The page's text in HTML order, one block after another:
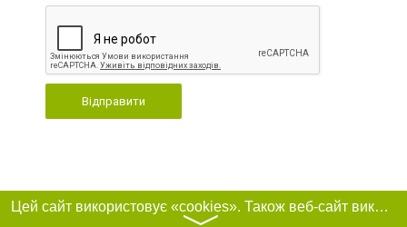
Відправити
Цей сайт використовує «cookies». Також веб-сайт використовує інтернет-сервіс для збору технічних даних стосовно відвідувачів з метою отримання маркетингової та статистичної інформації. Умови обробки даних відвідувачів сайту див.
〉